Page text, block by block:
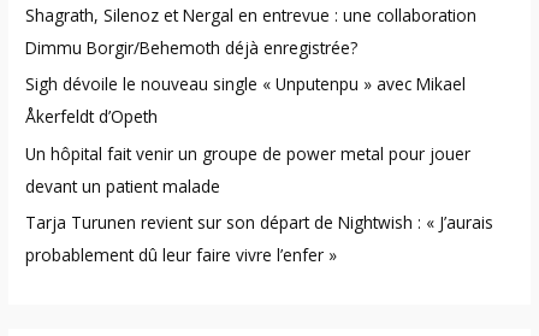
r
:
Shagrath, Silenoz et Nergal en entrevue : une collaboration
Dimmu Borgir/Behemoth déjà enregistrée?
Sigh dévoile le nouveau single « Unputenpu » avec Mikael
Åkerfeldt d’Opeth
Un hôpital fait venir un groupe de power metal pour jouer
devant un patient malade
Tarja Turunen revient sur son départ de Nightwish : « J’aurais
probablement dû leur faire vivre l’enfer »